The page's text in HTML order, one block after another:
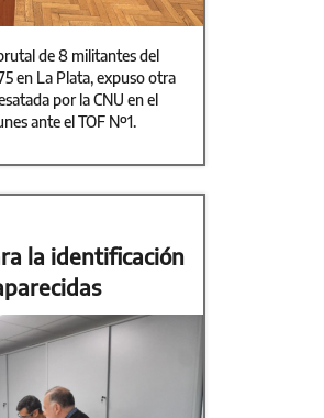
de 8 militantes del
en La Plata, expuso otra
por la CNU en el
ante el TOF Nº1.
la identificación